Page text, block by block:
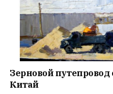
Зерновой
Китай